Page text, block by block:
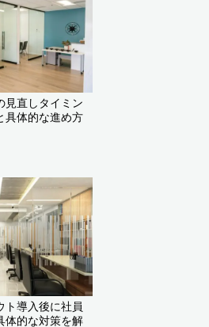
見直しタイミン
具体的な進め方
ト導入後に社員
体的な対策を解